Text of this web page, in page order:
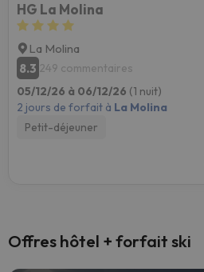
HG La Molina
La Molina
8.3 249 commentaires
05/12/26 à 06/12/26 (1 nuit)
2 jours de forfait à La Molina
Petit-déjeuner
Offres hôtel + forfait ski